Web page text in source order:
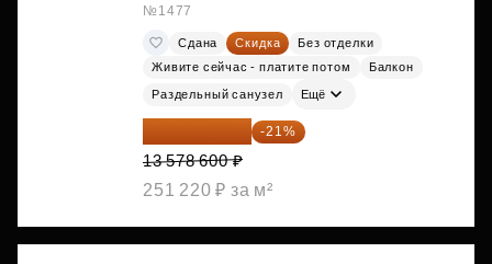
№1477
Сдана Скидка
Без отделки
Живите сейчас - платите потом
Балкон
Раздельный санузел Ещё
10 727 094 ₽ -21%
13 578 600 ₽
251 220 ₽ за м²